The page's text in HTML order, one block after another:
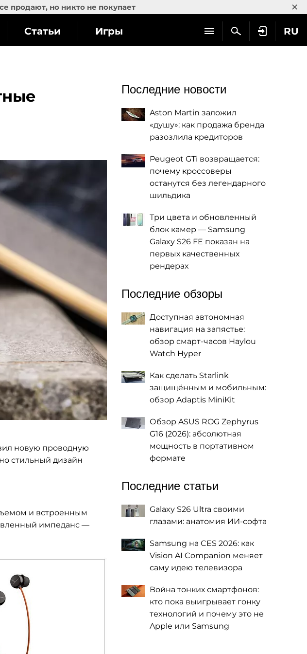
продают, но никто не покупает ×
RU
Статьи Игры
новую проводную
стильный дизайн
и встроенным
импеданс —
Последние новости
Aston Martin заложил
«душу»: как продажа бренда
разозлила кредиторов
Peugeot GTi возвращается:
почему кроссоверы
останутся без легендарного
шильдика
Три цвета и обновленный
блок камер — Samsung
Galaxy S26 FE показан на
первых качественных
рендерах
Последние обзоры
Доступная автономная
навигация на запястье:
обзор смарт-часов Haylou
Watch Hyper
Как сделать Starlink
защищённым и мобильным:
обзор Adaptis MiniKit
Обзор ASUS ROG Zephyrus
G16 (2026): абсолютная
мощность в портативном
формате
Последние статьи
Galaxy S26 Ultra своими
глазами: анатомия ИИ-софта
Samsung на CES 2026: как
Vision AI Companion меняет
саму идею телевизора
Война тонких смартфонов:
кто пока выигрывает гонку
технологий и почему это не
Apple или Samsung